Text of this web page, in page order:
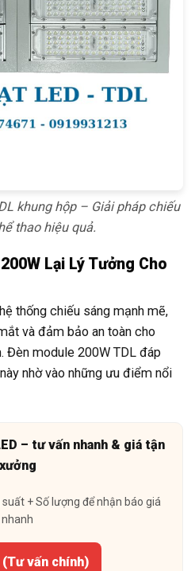
khung hộp – Giải pháp chiếu
thao hiệu quả.
Lại Lý Tưởng Cho
thống chiếu sáng mạnh mẽ,
và đảm bảo an toàn cho
module 200W TDL đáp
nhờ vào những ưu điểm nổi
– tư vấn nhanh & giá tận
xưởng
+ Số lượng để nhận báo giá
nhanh
(Tư vấn chính)